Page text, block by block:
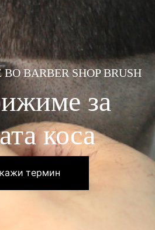
BARBER SHOP BRUSH
за
коса
термин